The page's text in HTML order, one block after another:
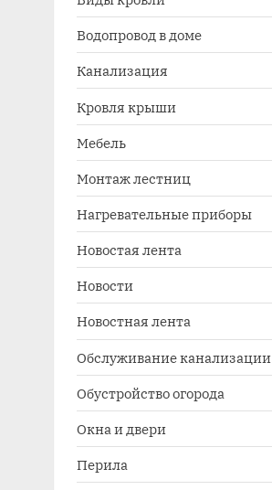
Водопровод в доме
Канализация
Кровля крыши
Мебель
Монтаж лестниц
Нагревательные приборы
Новостая лента
Новости
Новостная лента
Обслуживание канализации
Обустройство огорода
Окна и двери
Перила